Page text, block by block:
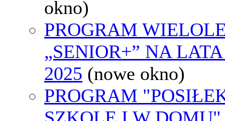
okno)
PROGRAM
„SENIOR+” NA
2025 (nowe okno)
PROGRAM